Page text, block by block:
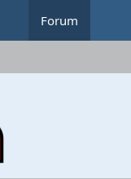
Forum